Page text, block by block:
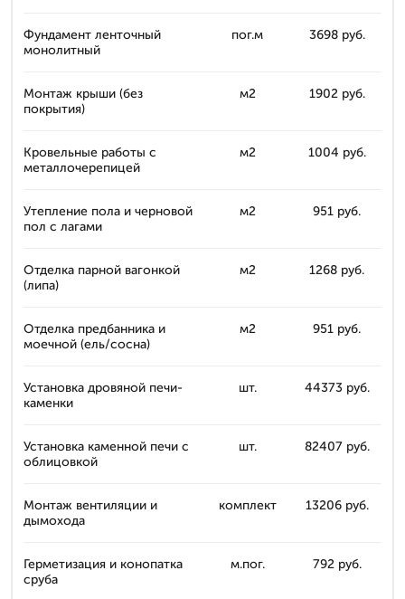
Фундамент ленточный
монолитный
пог.м 3698 руб.
Монтаж крыши (без
покрытия)
м2 1902 руб.
Кровельные работы с
металлочерепицей
м2 1004 руб.
Утепление пола и черновой
пол с лагами
м2 951 руб.
Отделка парной вагонкой
(липа)
м2 1268 руб.
Отделка предбанника и
моечной (ель/сосна)
м2 951 руб.
Установка дровяной печи-
каменки
шт. 44373 руб.
Установка каменной печи с
облицовкой
шт. 82407 руб.
Монтаж вентиляции и
дымохода
комплект 13206 руб.
Герметизация и конопатка
сруба
м.пог. 792 руб.